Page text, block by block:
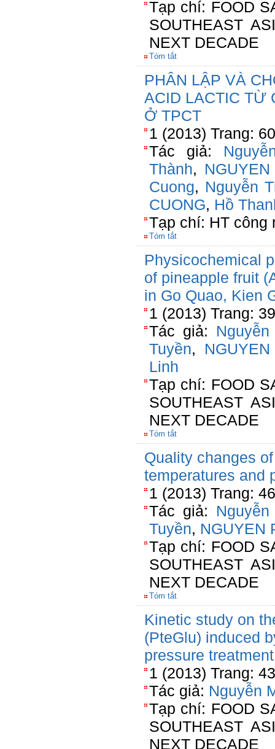
Tạp chí: FOOD
SOUTHEAST
NEXT DECADE
Tóm tắt
PHÂN LẬP VÀ
ACID LACTIC TỪ
Ở TPCT
1 (2013) Trang: 60
Tác giả:
Thành,
Cuong, Nguyễn
CUONG, Hồ
Tạp chí: HT công
Tóm tắt
Physicochemical
of pineapple fruit
in Go Quao, Kien
1 (2013) Trang:
Tác giả:
Tuyền,
Linh
Tạp chí: FOOD
SOUTHEAST
NEXT DECADE
Tóm tắt
Quality changes
temperatures and
1 (2013) Trang:
Tác giả:
Tuyền, NGUYEN
Tạp chí: FOOD
SOUTHEAST
NEXT DECADE
Tóm tắt
Kinetic study on
(PteGlu) induced
pressure treatment
1 (2013) Trang:
Tác giả: Nguyễn
Tạp chí: FOOD
SOUTHEAST
NEXT DECADE